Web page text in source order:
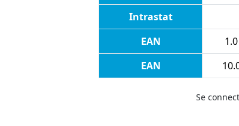
Intrastat
EAN
EAN
Se